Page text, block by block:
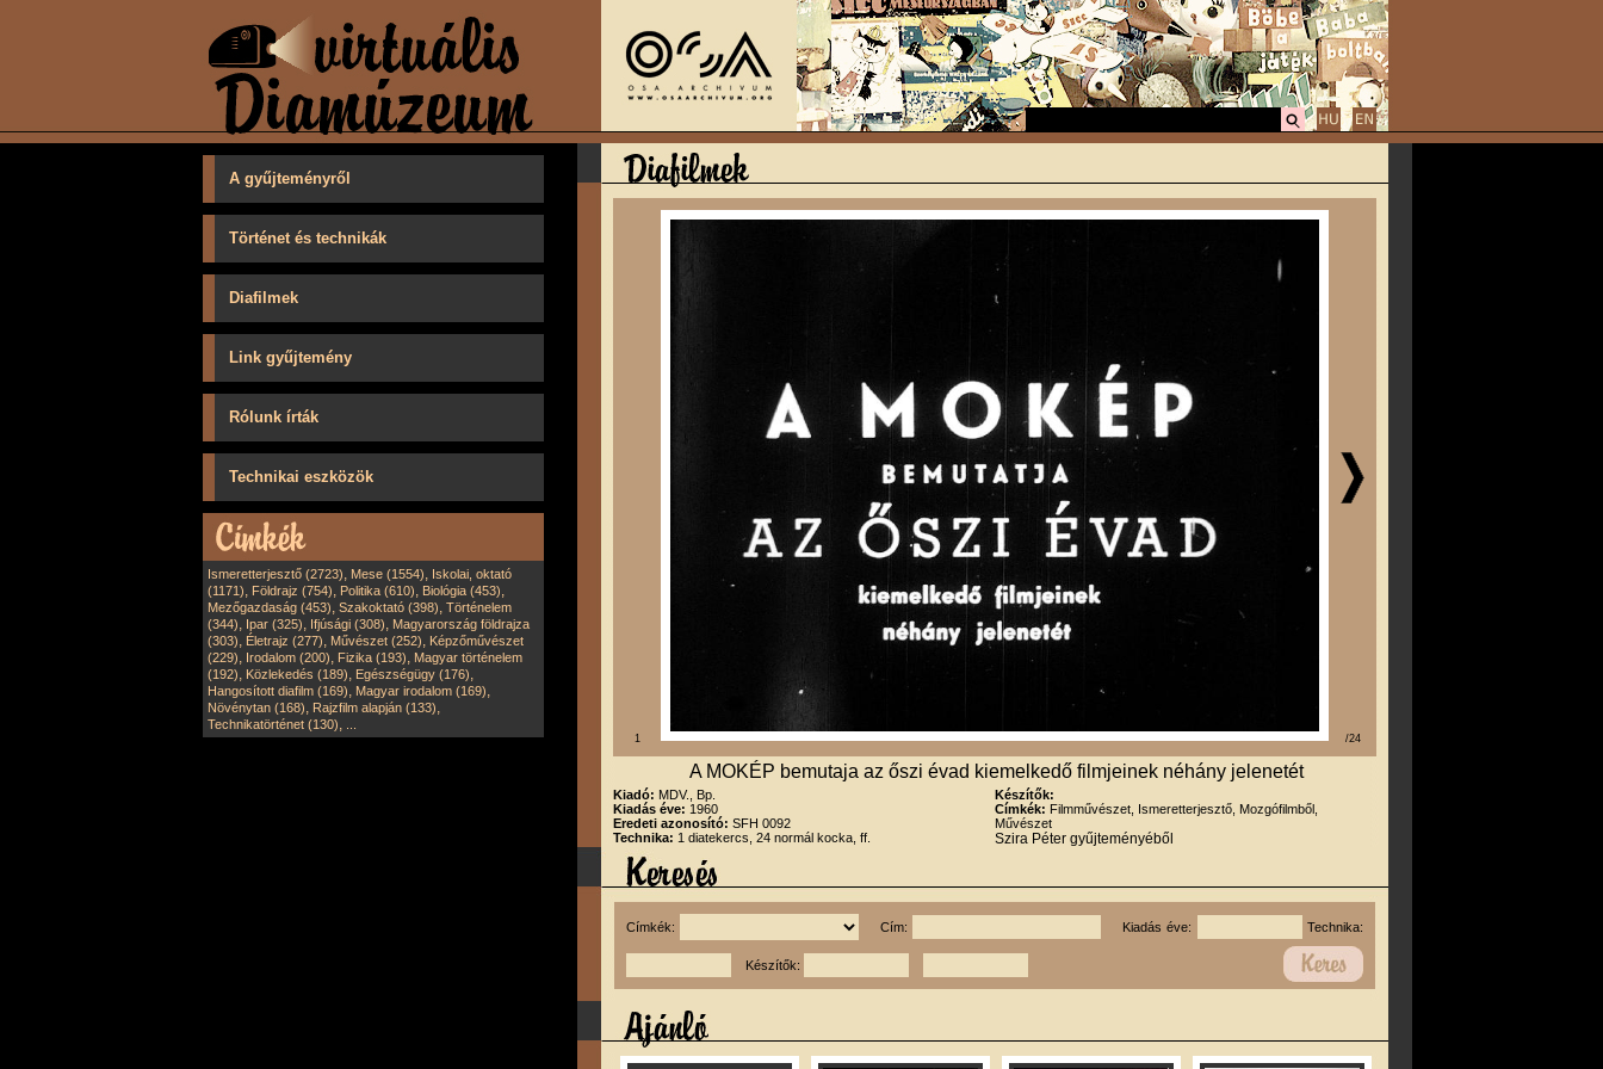
A gyűjteményről
Történet és technikák
Diafilmek
Link gyűjtemény
Rólunk írták
Technikai eszközök
Ismeretterjesztő (2723), Mese (1554), Iskolai, oktató
(1171), Földrajz (754), Politika (610), Biológia (453),
Mezőgazdaság (453), Szakoktató (398), Történelem
(344), Ipar (325), Ifjúsági (308), Magyarország földrajza
(303), Életrajz (277), Művészet (252), Képzőművészet
(229), Irodalom (200), Fizika (193), Magyar történelem
(192), Közlekedés (189), Egészségügy (176),
Hangosított diafilm (169), Magyar irodalom (169),
Növénytan (168), Rajzfilm alapján (133),
Technikatörténet (130),
1 /24
A MOKÉP bemutaja az őszi évad kiemelkedő filmjeinek néhány jelenetét
Kiadó: MDV., Bp.
Kiadás éve: 1960
Eredeti azonosító: SFH 0092
Technika: 1 diatekercs, 24 normál kocka, ff.
Készítők:
Címkék: Filmművészet, Ismeretterjesztő, Mozgófilmből,
Művészet
Szira Péter gyűjteményéből
Címkék: Cím: Kiadás éve: Technika:
Készítők: